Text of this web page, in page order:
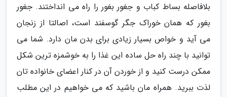
بلافاصله بساط کباب و جغور بغور را راه می انداختند. جغور
بغور که همان خوراک جگر گوسفند است، اصالتا از زنجان
می آید و خواص بسیار زیادی برای بدن مان دارد. شما می
توانید با چند راه حل ساده این غذا را به خوشمزه ترین شکل
ممکن درست کنید و از خوردن آن در کنار اعضای خانواده تان
لذت ببرید. همراه مان باشید که می خواهیم در این مطلب